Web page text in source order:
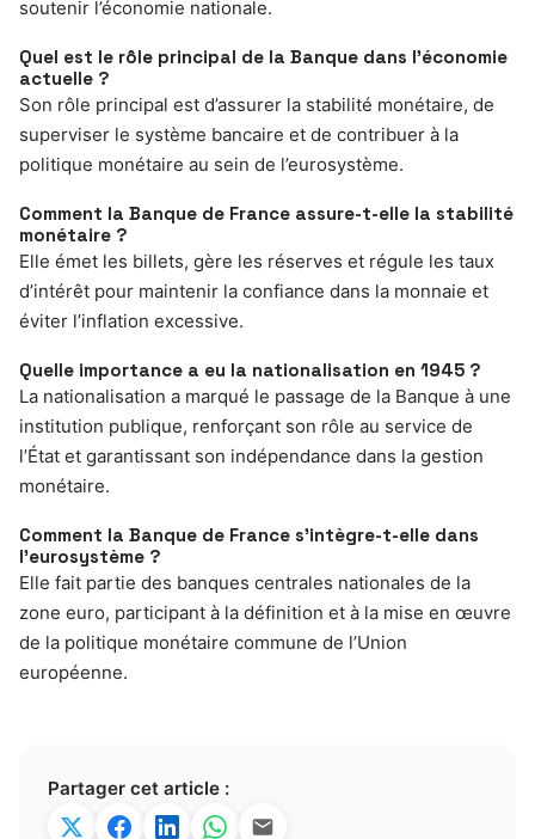
soutenir l’économie nationale.
Quel est le rôle principal de la Banque dans l’économie
actuelle ?
Son rôle principal est d’assurer la stabilité monétaire, de
superviser le système bancaire et de contribuer à la
politique monétaire au sein de l’eurosystème.
Comment la Banque de France assure-t-elle la stabilité
monétaire ?
Elle émet les billets, gère les réserves et régule les taux
d’intérêt pour maintenir la confiance dans la monnaie et
éviter l’inflation excessive.
Quelle importance a eu la nationalisation en 1945 ?
La nationalisation a marqué le passage de la Banque à une
institution publique, renforçant son rôle au service de
l’État et garantissant son indépendance dans la gestion
monétaire.
Comment la Banque de France s’intègre-t-elle dans
l’eurosystème ?
Elle fait partie des banques centrales nationales de la
zone euro, participant à la définition et à la mise en œuvre
de la politique monétaire commune de l’Union
européenne.
Partager cet article :